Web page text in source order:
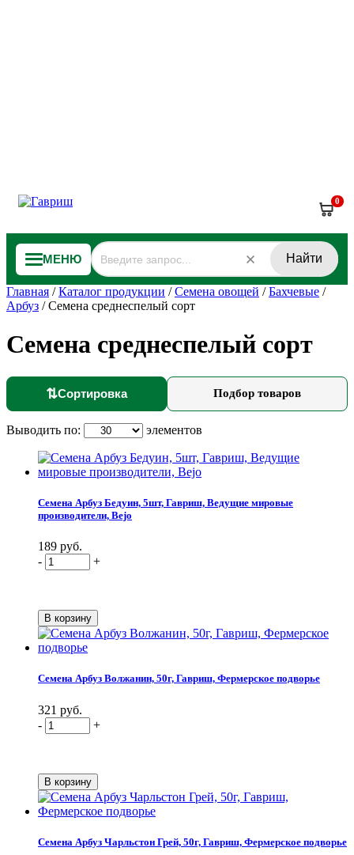
0
МЕНЮ Найти
Главная /Каталог продукции /Семена овощей /Бахчевые /
Арбуз /Семена среднеспелый сорт
Семена среднеспелый сорт
⇅Сортировка Подбор товаров
Выводить по: элементов
Семена Арбуз Бедуин, 5шт, Гавриш, Ведущие мировые
производители, Bejo
189 руб.
-
+
Семена Арбуз Волжанин, 50г, Гавриш, Фермерское подворье
321 руб.
-
+
Семена Арбуз Чарльстон Грей, 50г, Гавриш, Фермерское подворье